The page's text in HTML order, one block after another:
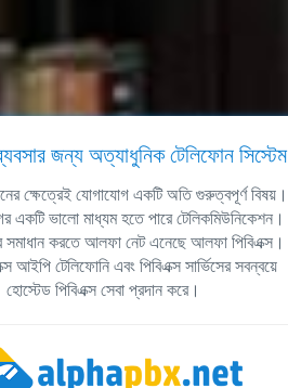
জন্য অত্যাধুনিক টেলিফোন সিস্টেম
ক্ষেত্রেই যোগাযোগ একটি অতি গুরুত্বপূর্ণ বিষয়।
একটি ভালো মাধ্যম হতে পারে টেলিকমিউনিকেশন।
করতে আলফা নেট এনেছে আলফা পিবিএক্স।
আইপি টেলিফোনি এবং পিবিএক্স সার্ভিসের সবন্বয়ে
হোস্টেড পিবিএক্স সেবা প্রদান করে।